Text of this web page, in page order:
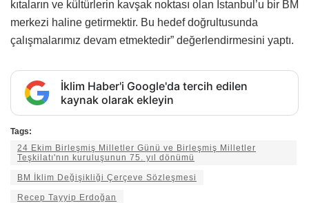
kıtaların ve kültürlerin kavşak noktası olan İstanbul’u bir BM
merkezi haline getirmektir. Bu hedef doğrultusunda
çalışmalarımız devam etmektedir” değerlendirmesini yaptı.
İklim Haber'i Google'da tercih edilen
kaynak olarak ekleyin
Tags:
24 Ekim Birleşmiş Milletler Günü ve Birleşmiş Milletler
Teşkilatı'nın kuruluşunun 75. yıl dönümü
BM İklim Değişikliği Çerçeve Sözleşmesi
Recep Tayyip Erdoğan